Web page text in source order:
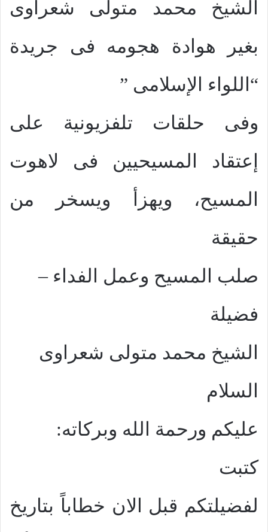
الشيخ محمد متولى شعراوى
بغير هوادة هجومه فى جريدة
“اللواء الإسلامى ”
وفى حلقات تلفزيونية على
إعتقاد المسيحيين فى لاهوت
المسيح، ويهزأ ويسخر من
حقيقة
صلب المسيح وعمل الفداء –
فضيلة
الشيخ محمد متولى شعراوى
السلام
عليكم ورحمة الله وبركاته:
كتبت
لفضيلتكم قبل الان خطاباً بتاريخ